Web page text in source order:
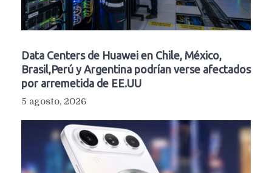
Data Centers de Huawei en Chile, México,
Brasil,Perú y Argentina podrían verse afectados
por arremetida de EE.UU
5 agosto, 2026